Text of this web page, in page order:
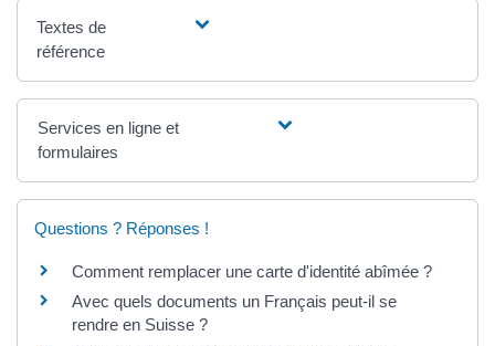
Textes de
référence
Services en ligne et
formulaires
Questions ? Réponses !
Comment remplacer une carte d'identité abîmée ?
Avec quels documents un Français peut-il se
rendre en Suisse ?